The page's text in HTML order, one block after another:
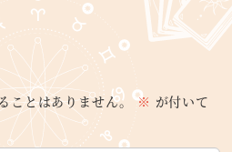
ことはありません。 ※ が付いて